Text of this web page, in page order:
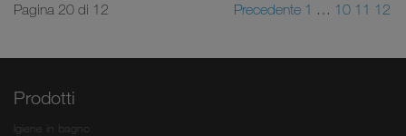
Pagina 20 di 12 Precedente 1 … 10 11 12
Prodotti
Igiene in bagno